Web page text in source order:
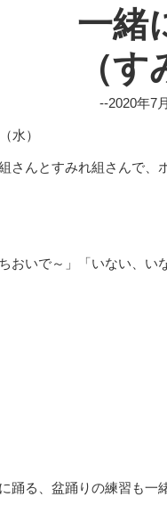
一緒
（
--2020年7
水）
さんとすみれ組さんで、
ちおいで～」「いない、
踊る、盆踊りの練習も一